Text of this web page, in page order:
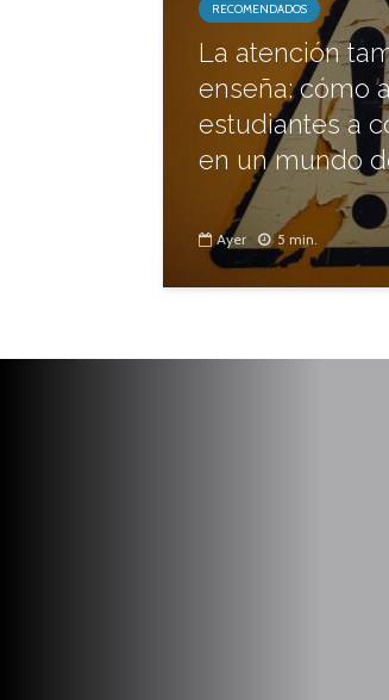
RECOMENDADOS
La atención
enseña: cómo
estudiantes a
en un mundo
Ayer 5 min.